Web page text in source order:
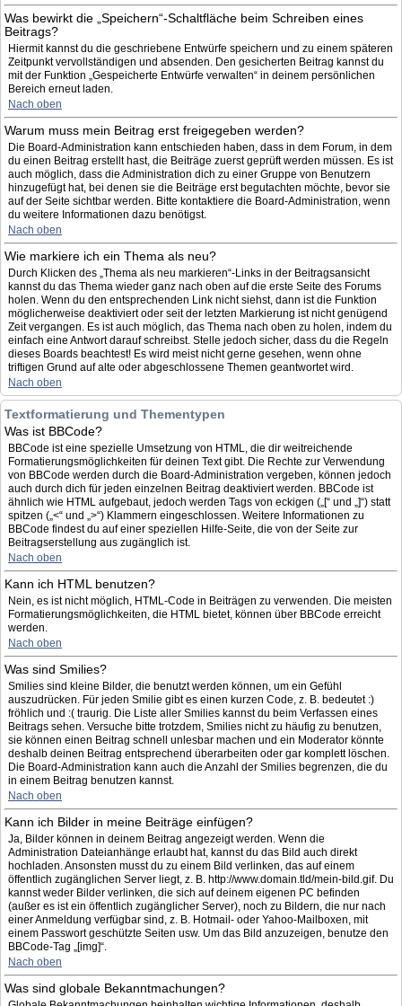
Was bewirkt die „Speichern“-Schaltfläche beim Schreiben eines
Beitrags?
Hiermit kannst du die geschriebene Entwürfe speichern und zu einem späteren
Zeitpunkt vervollständigen und absenden. Den gesicherten Beitrag kannst du
mit der Funktion „Gespeicherte Entwürfe verwalten“ in deinem persönlichen
Bereich erneut laden.
Nach oben
Warum muss mein Beitrag erst freigegeben werden?
Die Board-Administration kann entschieden haben, dass in dem Forum, in dem
du einen Beitrag erstellt hast, die Beiträge zuerst geprüft werden müssen. Es ist
auch möglich, dass die Administration dich zu einer Gruppe von Benutzern
hinzugefügt hat, bei denen sie die Beiträge erst begutachten möchte, bevor sie
auf der Seite sichtbar werden. Bitte kontaktiere die Board-Administration, wenn
du weitere Informationen dazu benötigst.
Nach oben
Wie markiere ich ein Thema als neu?
Durch Klicken des „Thema als neu markieren“-Links in der Beitragsansicht
kannst du das Thema wieder ganz nach oben auf die erste Seite des Forums
holen. Wenn du den entsprechenden Link nicht siehst, dann ist die Funktion
möglicherweise deaktiviert oder seit der letzten Markierung ist nicht genügend
Zeit vergangen. Es ist auch möglich, das Thema nach oben zu holen, indem du
einfach eine Antwort darauf schreibst. Stelle jedoch sicher, dass du die Regeln
dieses Boards beachtest! Es wird meist nicht gerne gesehen, wenn ohne
triftigen Grund auf alte oder abgeschlossene Themen geantwortet wird.
Nach oben
Textformatierung und Thementypen
Was ist BBCode?
BBCode ist eine spezielle Umsetzung von HTML, die dir weitreichende
Formatierungsmöglichkeiten für deinen Text gibt. Die Rechte zur Verwendung
von BBCode werden durch die Board-Administration vergeben, können jedoch
auch durch dich für jeden einzelnen Beitrag deaktiviert werden. BBCode ist
ähnlich wie HTML aufgebaut, jedoch werden Tags von eckigen („[“ und „]“) statt
spitzen („<“ und „>“) Klammern eingeschlossen. Weitere Informationen zu
BBCode findest du auf einer speziellen Hilfe-Seite, die von der Seite zur
Beitragserstellung aus zugänglich ist.
Nach oben
Kann ich HTML benutzen?
Nein, es ist nicht möglich, HTML-Code in Beiträgen zu verwenden. Die meisten
Formatierungsmöglichkeiten, die HTML bietet, können über BBCode erreicht
werden.
Nach oben
Was sind Smilies?
Smilies sind kleine Bilder, die benutzt werden können, um ein Gefühl
auszudrücken. Für jeden Smilie gibt es einen kurzen Code, z. B. bedeutet :)
fröhlich und :( traurig. Die Liste aller Smilies kannst du beim Verfassen eines
Beitrags sehen. Versuche bitte trotzdem, Smilies nicht zu häufig zu benutzen,
sie können einen Beitrag schnell unlesbar machen und ein Moderator könnte
deshalb deinen Beitrag entsprechend überarbeiten oder gar komplett löschen.
Die Board-Administration kann auch die Anzahl der Smilies begrenzen, die du
in einem Beitrag benutzen kannst.
Nach oben
Kann ich Bilder in meine Beiträge einfügen?
Ja, Bilder können in deinem Beitrag angezeigt werden. Wenn die
Administration Dateianhänge erlaubt hat, kannst du das Bild auch direkt
hochladen. Ansonsten musst du zu einem Bild verlinken, das auf einem
öffentlich zugänglichen Server liegt, z. B. http://www.domain.tld/mein-bild.gif. Du
kannst weder Bilder verlinken, die sich auf deinem eigenen PC befinden
(außer es ist ein öffentlich zugänglicher Server), noch zu Bildern, die nur nach
einer Anmeldung verfügbar sind, z. B. Hotmail- oder Yahoo-Mailboxen, mit
einem Passwort geschützte Seiten usw. Um das Bild anzuzeigen, benutze den
BBCode-Tag „[img]“.
Nach oben
Was sind globale Bekanntmachungen?